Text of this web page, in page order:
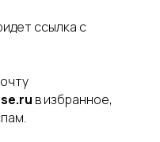
ссылка с
в избранное,